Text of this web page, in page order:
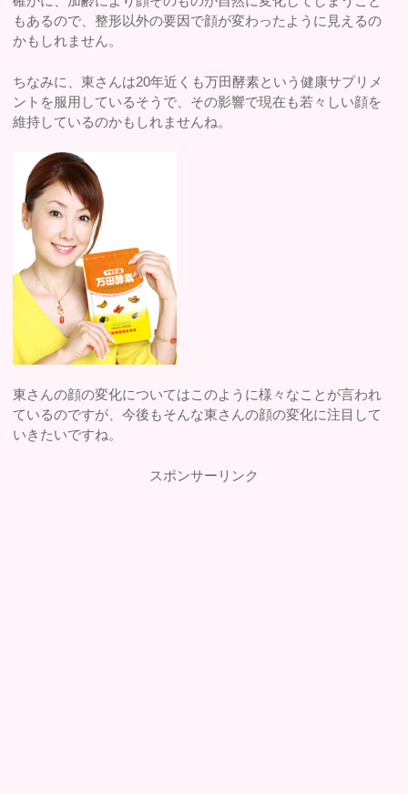
もあるので、整形以外の要因で顔が変わったように見えるの
かもしれません。
ちなみに、東さんは20年近くも万田酵素という健康サプリメ
ントを服用しているそうで、その影響で現在も若々しい顔を
維持しているのかもしれませんね。
東さんの顔の変化についてはこのように様々なことが言われ
ているのですが、今後もそんな東さんの顔の変化に注目して
いきたいですね。
スポンサーリンク